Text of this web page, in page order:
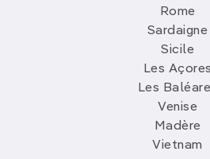
Rome
Sardaigne
Sicile
Les Açores
Les
Venise
Madère
Vietnam